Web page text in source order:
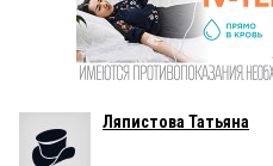
Ляпистова Татьяна